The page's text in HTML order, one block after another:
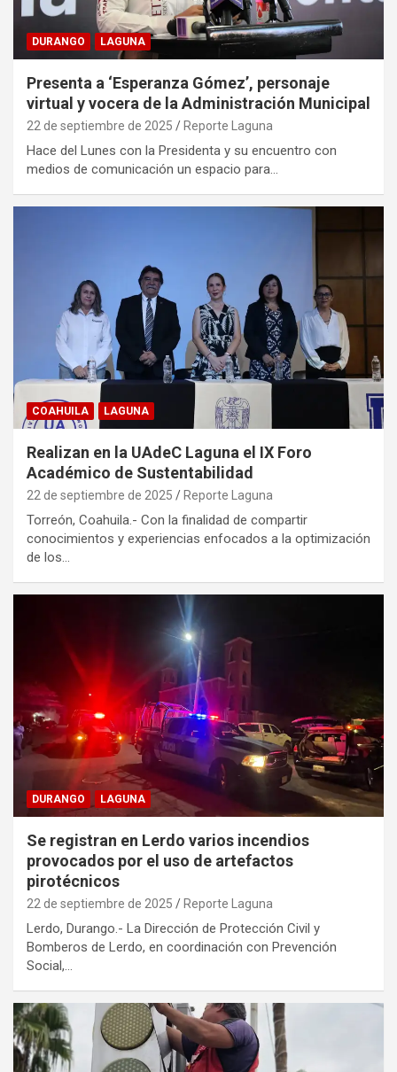
DURANGO LAGUNA
Presenta a ‘Esperanza Gómez’, personaje
virtual y vocera de la Administración Municipal
22 de septiembre de 2025 Reporte Laguna
Hace del Lunes con la Presidenta y su encuentro con
medios de comunicación un espacio para…
COAHUILA LAGUNA
Realizan en la UAdeC Laguna el IX Foro
Académico de Sustentabilidad
22 de septiembre de 2025 Reporte Laguna
Torreón, Coahuila.- Con la finalidad de compartir
conocimientos y experiencias enfocados a la optimización
de los…
DURANGO LAGUNA
Se registran en Lerdo varios incendios
provocados por el uso de artefactos
pirotécnicos
22 de septiembre de 2025 Reporte Laguna
Lerdo, Durango.- La Dirección de Protección Civil y
Bomberos de Lerdo, en coordinación con Prevención
Social,…